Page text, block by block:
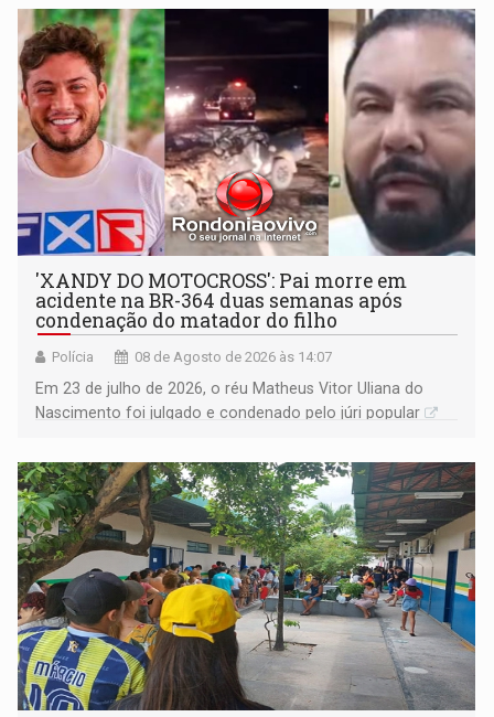
'XANDY DO MOTOCROSS': Pai morre em
acidente na BR-364 duas semanas após
condenação do matador do filho
Polícia 08 de Agosto de 2026 às 14:07
Em 23 de julho de 2026, o réu Matheus Vitor Uliana do
Nascimento foi julgado e condenado pelo júri popular